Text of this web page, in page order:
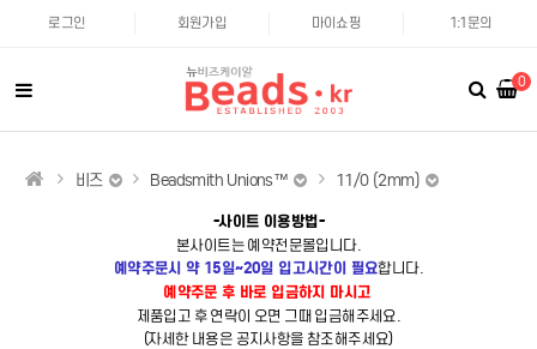
로그인 회원가입 마이쇼핑 1:1문의
0
비즈 Beadsmith Unions™ 11/0 (2mm)
-사이트 이용방법-
본사이트는 예약전문몰입니다.
예약주문시 약 15일~20일 입고시간이 필요합니다.
예약주문 후 바로 입금하지 마시고
제품입고 후 연락이 오면 그때 입금해주세요.
(자세한 내용은 공지사항을 참조해주세요)